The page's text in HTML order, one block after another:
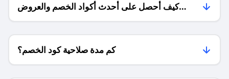
كيف أحصل على أحدث أكواد الخصم والعروض
للمتاجر؟
كم مدة صلاحية كود الخصم؟